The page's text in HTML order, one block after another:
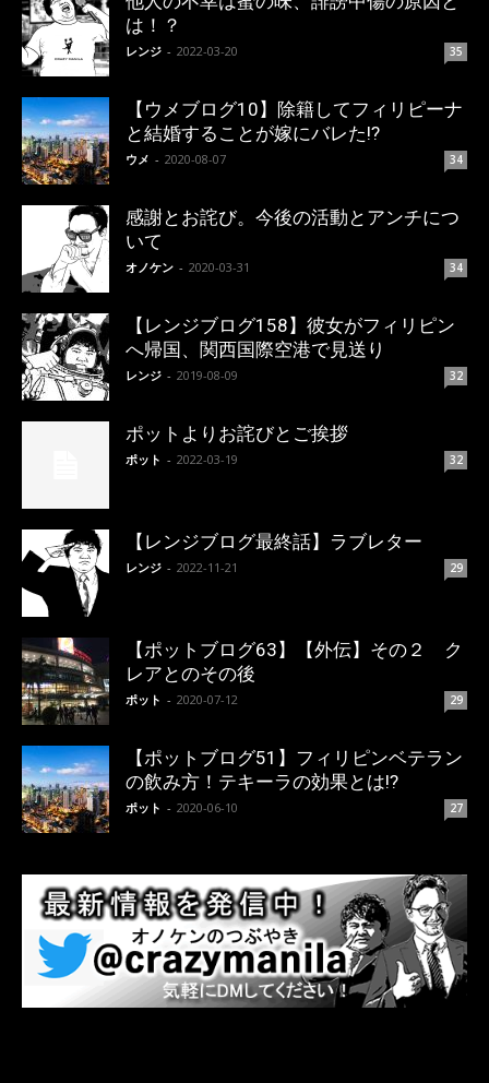
は！？
レンジ - 2022-03-20 35
【ウメブログ10】除籍してフィリピーナ
と結婚することが嫁にバレた!?
ウメ - 2020-08-07 34
感謝とお詫び。今後の活動とアンチにつ
いて
オノケン - 2020-03-31 34
【レンジブログ158】彼女がフィリピン
へ帰国、関西国際空港で見送り
レンジ - 2019-08-09 32
ポットよりお詫びとご挨拶
ポット - 2022-03-19 32
【レンジブログ最終話】ラブレター
レンジ - 2022-11-21 29
【ポットブログ63】【外伝】その２ ク
レアとのその後
ポット - 2020-07-12 29
【ポットブログ51】フィリピンベテラン
の飲み方！テキーラの効果とは!?
ポット - 2020-06-10 27